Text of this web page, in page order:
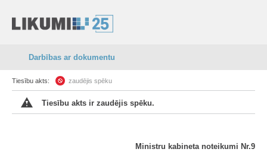
Darbības ar dokumentu
Tiesību akts: zaudējis spēku
Tiesību akts ir zaudējis spēku.
Ministru kabineta noteikumi Nr.9